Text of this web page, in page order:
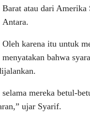
Barat atau dari Amerika
Antara.
Oleh karena itu untuk
menyatakan bahwa
mereka betul-
ujar Syarif.